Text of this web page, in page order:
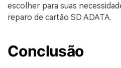
escolher para suas
reparo de cartão SD ADATA.
Conclusão